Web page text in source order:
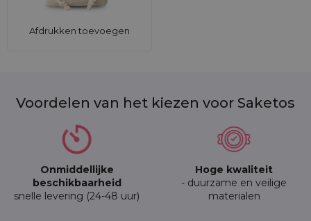
Afdrukken toevoegen
Voordelen van het kiezen voor Saketos
Onmiddellijke
beschikbaarheid
snelle levering (24-48 uur)
Hoge kwaliteit
- duurzame en veilige
materialen